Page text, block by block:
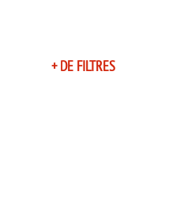
+ DE FILTRES